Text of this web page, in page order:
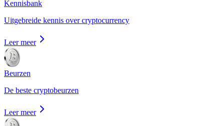
Kennisbank
Uitgebreide kennis over cryptocurrency
Leer meer
Beurzen
De beste cryptobeurzen
Leer meer